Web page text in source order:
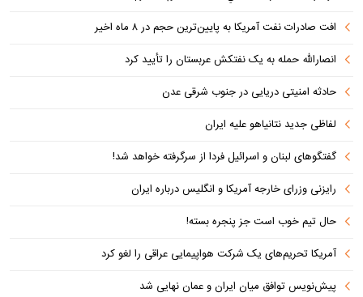
افت صادرات نفت آمریکا به پایین‌ترین حجم در ۸ ماه اخیر
انصارالله حمله به یک نفتکش عربستان را تأیید کرد
حادثه امنیتی دریایی در جنوب شرقی عدن
لفاظی جدید نتانیاهو علیه ایران
گفتگوهای لبنان و اسرائیل فردا از سرگرفته خواهد شد!
رایزنی وزرای خارجه آمریکا و انگلیس درباره ایران
حال تیم خوب است جز پنجره بسته!
آمریکا تحریم‌های یک شرکت هواپیمایی عراقی را لغو کرد
پیش‌نویس توافق میان ایران و عمان نهایی شد